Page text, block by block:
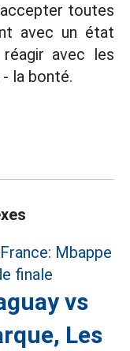
toutes
avec un état
avec les
la bonté.
vs
Les